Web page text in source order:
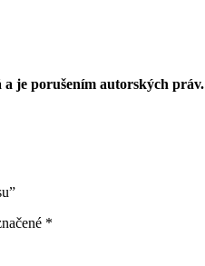
je porušením autorských práv.
*